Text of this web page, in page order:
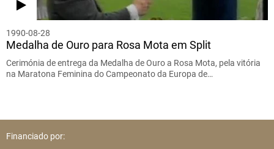
1990-08-28
Medalha de Ouro para Rosa Mota em Split
Cerimónia de entrega da Medalha de Ouro a Rosa Mota, pela vitória
na Maratona Feminina do Campeonato da Europa de…
Financiado por: